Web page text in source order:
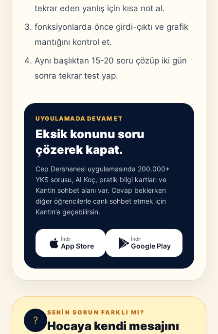
tekrar eden yanlış için kısa not al.
fonksiyonlarda önce girdi-çıktı ve grafik
mantığını kontrol et.
Aynı başlıktan 15-20 soru çözüp iki gün
sonra tekrar test yap.
UYGULAMADA DEVAM ET
Eksik konunu soru
çözerek kapat.
Cep Dershanesi uygulamasında 200.000+
YKS sorusu, AI Koç, pratik bilgi kartları ve
Kantin sohbet alanı var. Cevap beklerken
diğer öğrencilerle canlı sohbet etmek için
Kantin’e geçebilirsin.
İndir
App Store
İndir
Google Play
?
SENIN SORUN FARKLI MI?
Hocaya kendi mesajını